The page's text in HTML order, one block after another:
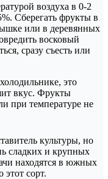
воздуха в 0-2
Сберегать фрукты в
или в деревянных
восковый
сразу съесть или
это
вкус. Фрукты
при температуре не
культуры, но
сладких и крупных
находятся в южных
сорт.